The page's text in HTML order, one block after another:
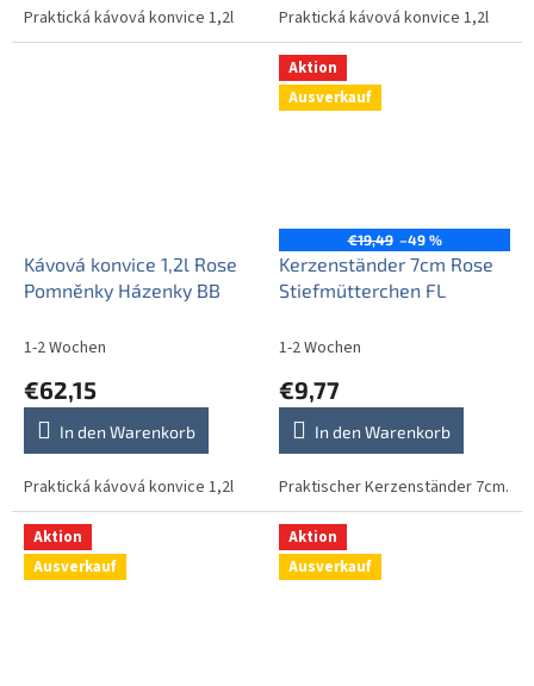
Praktická kávová konvice 1,2l Praktická kávová konvice 1,2l
Kávová konvice 1,2l Rose
Pomněnky Házenky BB
1-2 Wochen
€62,15
In den Warenkorb
Praktická kávová konvice 1,2l
Aktion
Ausverkauf
€19,49 –49 %
Kerzenständer 7cm Rose
Stiefmütterchen FL
1-2 Wochen
€9,77
In den Warenkorb
Praktischer Kerzenständer 7cm.
Aktion
Ausverkauf
Aktion
Ausverkauf